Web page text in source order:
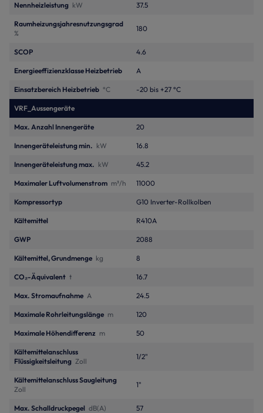
Nennheizleistung kW 37.5
Raumheizungsjahresnutzungsgrad
%
180
SCOP 4.6
Energieeffizienzklasse Heizbetrieb A
Einsatzbereich Heizbetrieb °C -20 bis +27 °C
VRF_Aussengeräte
Max. Anzahl Innengeräte 20
Innengeräteleistung min. kW 16.8
Innengeräteleistung max. kW 45.2
Maximaler Luftvolumenstrom m³/h 11000
Kompressortyp G10 Inverter-Rollkolben
Kältemittel R410A
GWP 2088
Kältemittel, Grundmenge kg 8
CO₂-Äquivalent t 16.7
Max. Stromaufnahme A 24.5
Maximale Rohrleitungslänge m 120
Maximale Höhendifferenz m 50
Kältemittelanschluss
Flüssigkeitsleitung Zoll
1/2"
Kältemittelanschluss Saugleitung
Zoll
1"
Max. Schalldruckpegel dB(A) 57